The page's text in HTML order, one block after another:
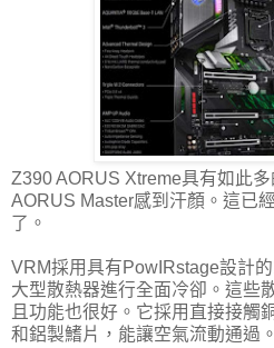
Z390 AORUS Xtreme具有如此
AORUS Master感到汗顏。這已
了。
VRM採用具有PowIRstage設計
大型散熱器進行全面冷卻。這些
且功能也很好。它採用直接接觸
和鋁製鰭片，能讓空氣流動通過。